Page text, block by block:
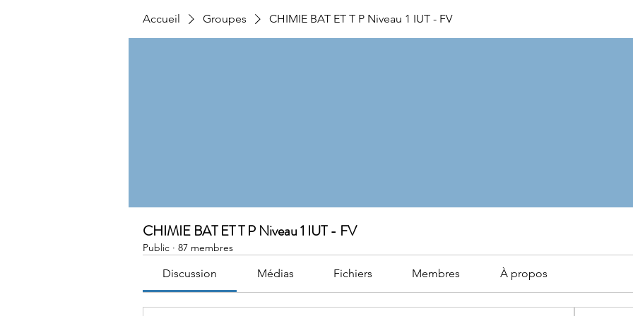
Accueil Groupes CHIMIE BAT ET T P Niveau 1 IUT - FV
CHIMIE BAT ET T P Niveau 1 IUT - FV
Public · 87 membres
Discussion Médias Fichiers Membres À propos